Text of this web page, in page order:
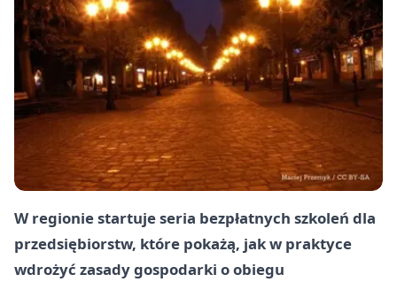
W regionie startuje seria bezpłatnych szkoleń dla
przedsiębiorstw, które pokażą, jak w praktyce
wdrożyć zasady gospodarki o obiegu